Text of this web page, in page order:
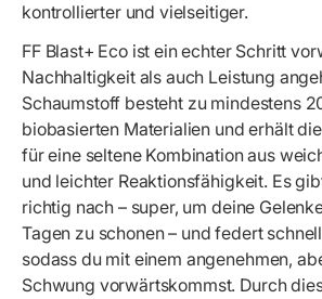
kontrollierter und vielseitiger.
FF Blast+ Eco ist ein echter Schritt
Nachhaltigkeit als auch Leistung
Schaumstoff besteht zu mindestens
biobasierten Materialien und erhält
für eine seltene Kombination aus
und leichter Reaktionsfähigkeit. Es
richtig nach – super, um deine
Tagen zu schonen – und federt
sodass du mit einem angenehmen,
Schwung vorwärtskommst. Durch